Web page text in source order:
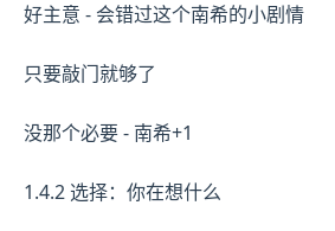
好主意 - 会错过这个南希的小剧情
只要敲门就够了
没那个必要 - 南希+1
1.4.2 选择：你在想什么